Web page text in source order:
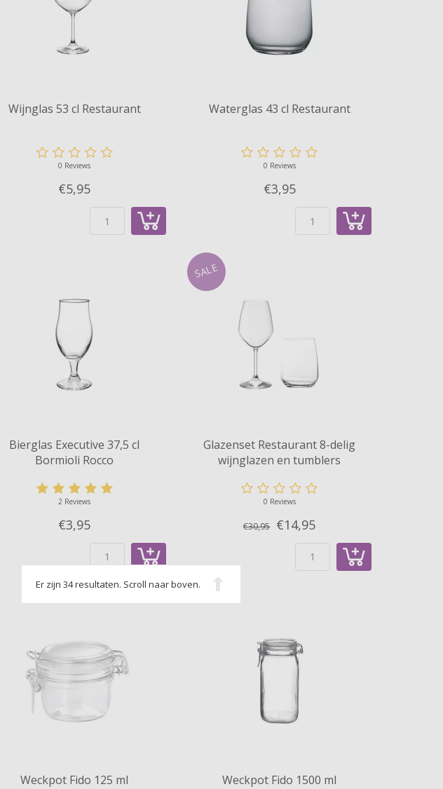
Wijnglas 53 cl Restaurant
0 Reviews
€5,95
Waterglas 43 cl Restaurant
0 Reviews
€3,95
Bierglas Executive 37,5 cl
Bormioli Rocco
2 Reviews
€3,95
SALE
Glazenset Restaurant 8-delig
wijnglazen en tumblers
0 Reviews
€30,95 €14,95
Weckpot Fido 125 ml Weckpot Fido 1500 ml
Er zijn 34 resultaten. Scroll naar boven.